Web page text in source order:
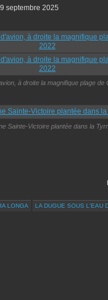
septembre 2025
à droite la magnifique plage
Sainte-Victoire plantée dans la
LONGA LA DUGUE SOUS L'EAU